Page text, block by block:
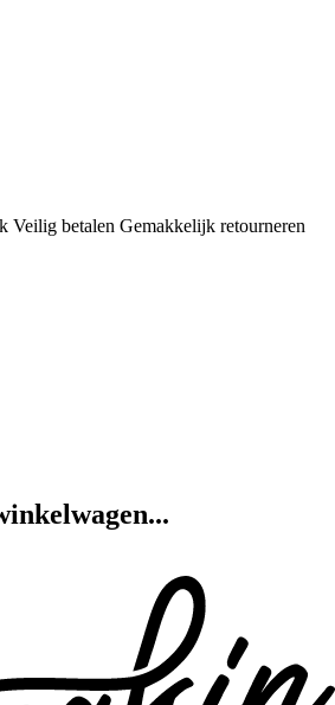
Veilig betalen Gemakkelijk retourneren